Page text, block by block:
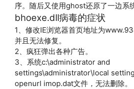
序。随后又使用ghost还原了一边系
bhoexe.dll病毒的症状
1、修改IE浏览器首页地址为
并且无法修复。
2、疯狂弹出各种广告。
3、系统c:\administrator and
settings\administrator\local
openurl imop.dat文件，无法删除。